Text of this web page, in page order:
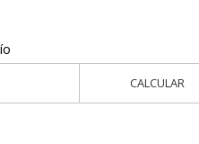
CALCULAR